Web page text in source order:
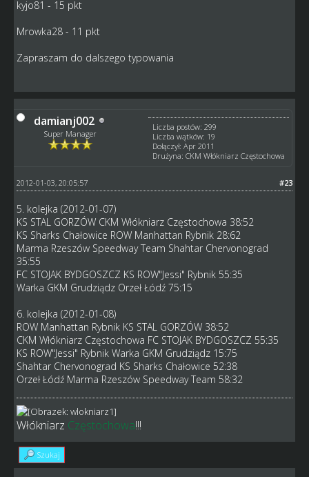
kyjo81 - 15 pkt
Mrowka28 - 11 pkt
Zapraszam do dalszego typowania
damianj002
Super Manager
Liczba postów: 299
Liczba wątków: 19
Dołączył: Apr 2011
Drużyna: CKM Włókniarz Częstochowa
#23
2012-01-03, 20:05:57
5. kolejka (2012-01-07)
KS STAL GORZÓW CKM Włókniarz Częstochowa 38:52
KS Sharks Chałowice ROW Manhattan Rybnik 28:62
Marma Rzeszów Speedway Team Shahtar Chervonograd
35:55
FC STOJAK BYDGOSZCZ KS ROW"Jessi" Rybnik 55:35
Warka GKM Grudziądz Orzeł Łódź 75:15
6. kolejka (2012-01-08)
ROW Manhattan Rybnik KS STAL GORZÓW 38:52
CKM Włókniarz Częstochowa FC STOJAK BYDGOSZCZ 55:35
KS ROW"Jessi" Rybnik Warka GKM Grudziądz 15:75
Shahtar Chervonograd KS Sharks Chałowice 52:38
Orzeł Łódź Marma Rzeszów Speedway Team 58:32
Włókniarz Częstochowa!!!
Szukaj